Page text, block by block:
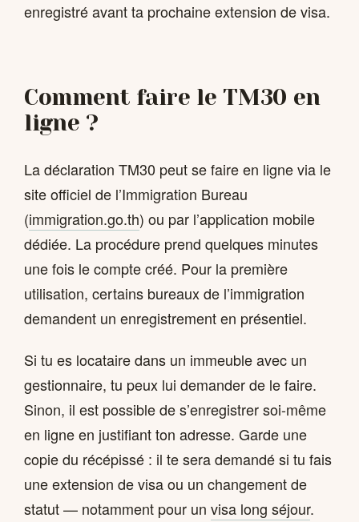
enregistré avant ta prochaine extension de visa.
Comment faire le TM30 en
ligne ?
La déclaration TM30 peut se faire en ligne via le
site officiel de l’Immigration Bureau
(immigration.go.th) ou par l’application mobile
dédiée. La procédure prend quelques minutes
une fois le compte créé. Pour la première
utilisation, certains bureaux de l’immigration
demandent un enregistrement en présentiel.
Si tu es locataire dans un immeuble avec un
gestionnaire, tu peux lui demander de le faire.
Sinon, il est possible de s’enregistrer soi-même
en ligne en justifiant ton adresse. Garde une
copie du récépissé : il te sera demandé si tu fais
une extension de visa ou un changement de
statut — notamment pour un visa long séjour.